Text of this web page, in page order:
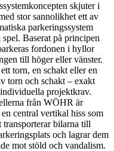
skjuter i
stor sannolikhet ett av
parkeringssystem
Baserat på principen
fordonen i hyllor
till höger eller vänster.
torn, en schakt eller en
torn och schakt – exakt
projektkrav.
från WÖHR är
central vertikal hiss som
transporterar bilarna till
och lagrar dem
mot stöld och vandalism.